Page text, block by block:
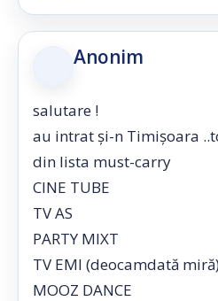
Anonim
salutare !
au intrat și-n Timișoara
din lista must-carry
CINE TUBE
TV AS
PARTY MIXT
TV EMI (deocamdată
MOOZ DANCE